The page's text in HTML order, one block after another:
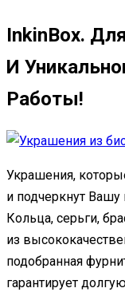
InkinBox.
И
Работы!
Украшения,
и подчеркнут Вашу
Кольца, серьги,
из
подобранная
гарантирует